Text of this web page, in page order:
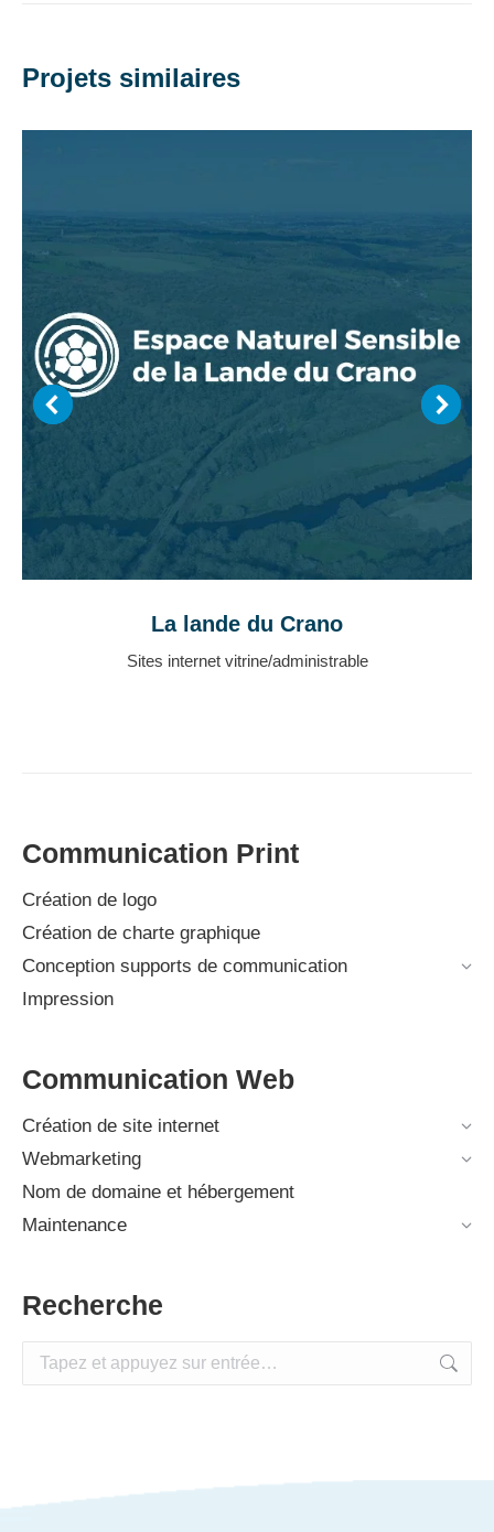
Projets similaires
La lande du Crano
Sites internet vitrine/administrable
Communication Print
Création de logo
Création de charte graphique
Conception supports de communication
Impression
Communication Web
Création de site internet
Webmarketing
Nom de domaine et hébergement
Maintenance
Recherche
Recherche